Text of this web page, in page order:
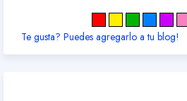
Te gusta? Puedes agregarlo a tu blog!